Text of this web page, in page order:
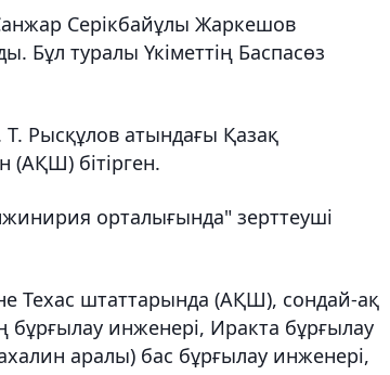
Серікбайұлы Жаркешов
Бұл туралы Үкіметтің Баспасөз
Рысқұлов атындағы Қазақ
(АҚШ) бітірген.
орталығында" зерттеуші
Техас штаттарында (АҚШ), сондай-ақ
инженері, Иракта бұрғылау
аралы) бас бұрғылау инженері,